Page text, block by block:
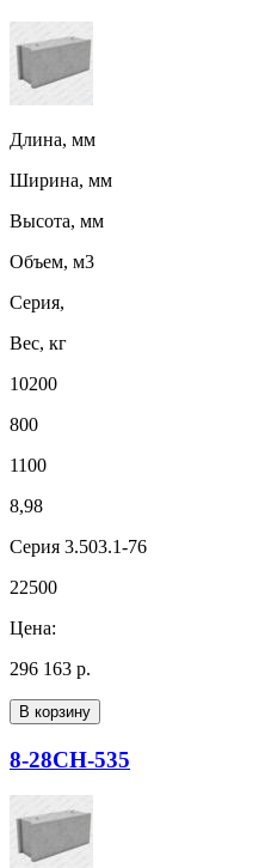
Длина, мм
Ширина, мм
Высота, мм
Объем, м3
Серия,
Вес, кг
10200
800
1100
8,98
Серия 3.503.1-76
22500
Цена:
296 163 р.
В корзину
8-28СН-535